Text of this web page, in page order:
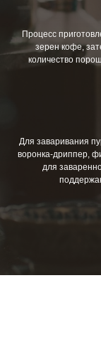
Процесс
зерен кофе,
количество
Для заваривания
воронка-дриппер,
для